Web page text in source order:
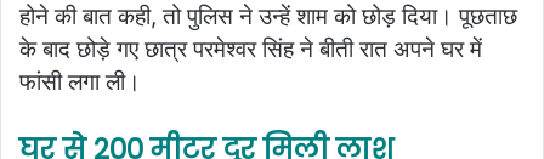
होने की बात कही, तो पुलिस ने उन्हें शाम को छोड़ दिया। पूछताछ
के बाद छोड़े गए छात्र परमेश्वर सिंह ने बीती रात अपने घर में
फांसी लगा ली।
घर से 200 मीटर दूर मिली लाश